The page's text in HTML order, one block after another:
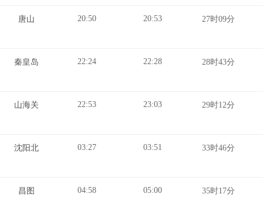
唐山 20:50 20:53 27时09分
秦皇岛 22:24 22:28 28时43分
山海关 22:53 23:03 29时12分
沈阳北 03:27 03:51 33时46分
昌图 04:58 05:00 35时17分